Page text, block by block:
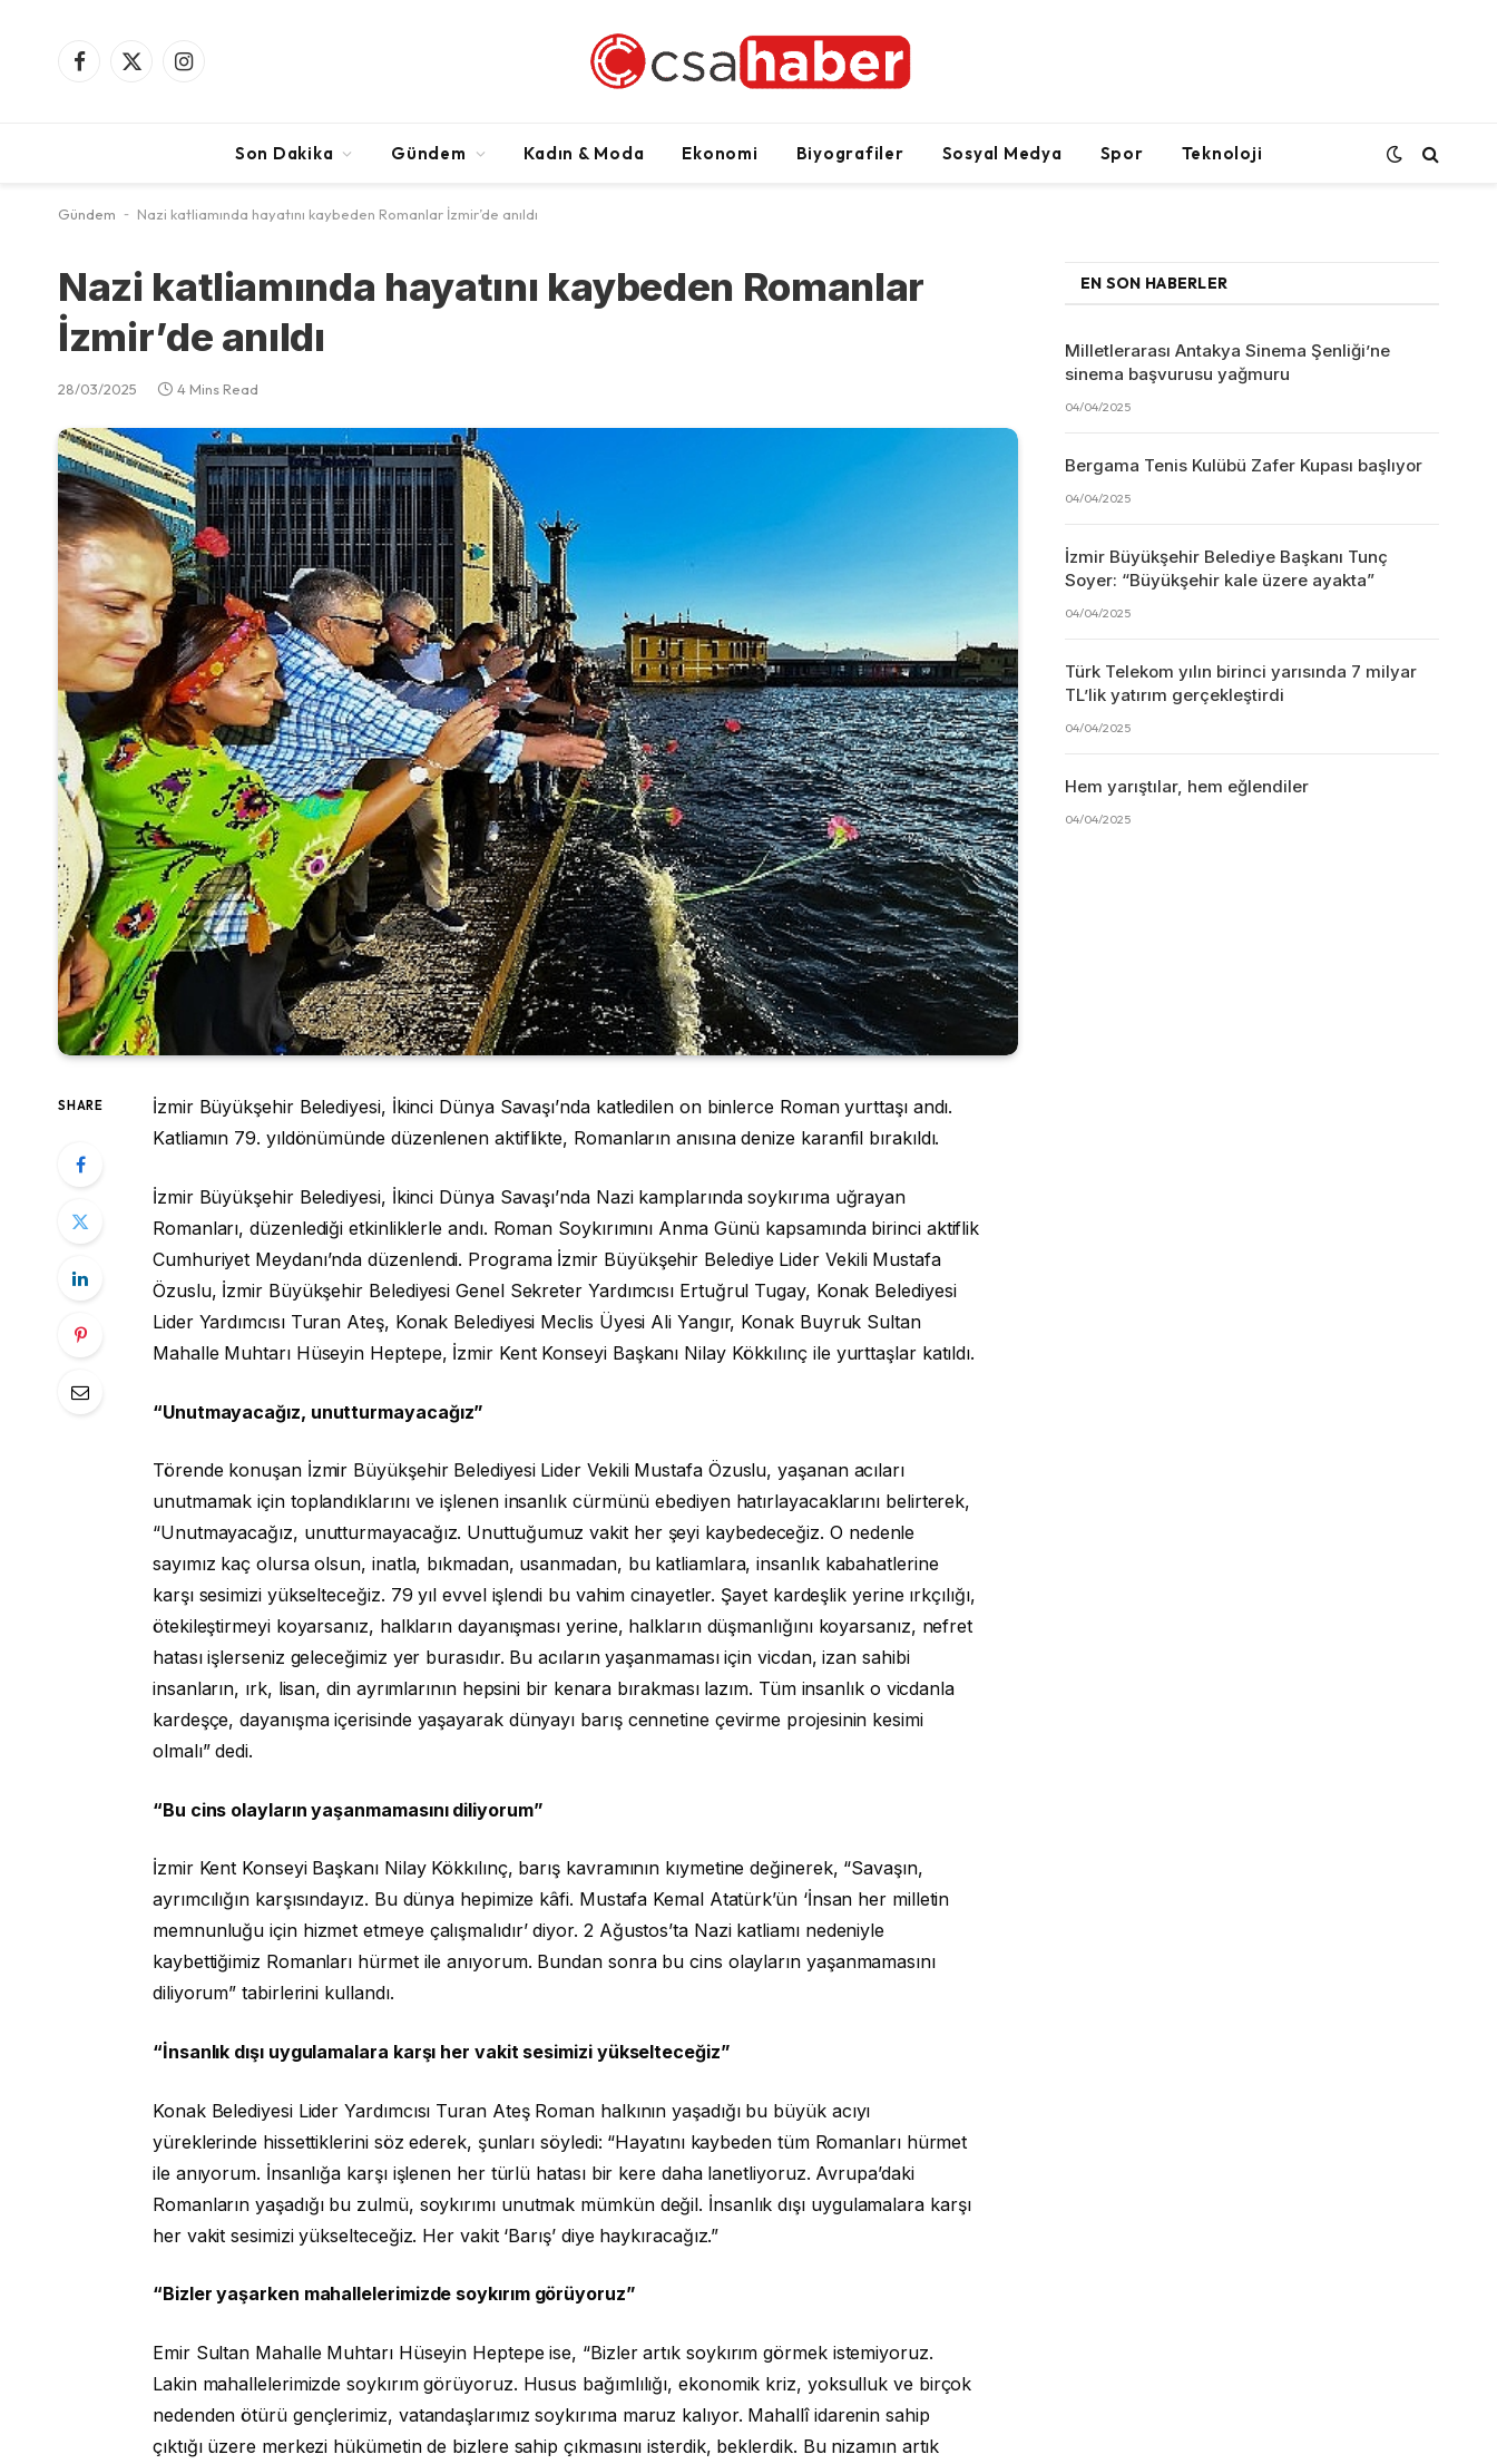
Facebook
X
Instagram
Son Dakika Gündem Kadın & Moda Ekonomi Biyografiler Sosyal Medya Spor Teknoloji
Gündem - Nazi katliamında hayatını kaybeden Romanlar İzmir’de anıldı
Nazi katliamında hayatını kaybeden Romanlar
İzmir’de anıldı
28/03/2025 4 Mins Read
SHARE
İzmir Büyükşehir Belediyesi, İkinci Dünya Savaşı’nda katledilen on binlerce Roman yurttaşı andı.
Katliamın 79. yıldönümünde düzenlenen aktiflikte, Romanların anısına denize karanfil bırakıldı.
İzmir Büyükşehir Belediyesi, İkinci Dünya Savaşı’nda Nazi kamplarında soykırıma uğrayan
Romanları, düzenlediği etkinliklerle andı. Roman Soykırımını Anma Günü kapsamında birinci aktiflik
Cumhuriyet Meydanı’nda düzenlendi. Programa İzmir Büyükşehir Belediye Lider Vekili Mustafa
Özuslu, İzmir Büyükşehir Belediyesi Genel Sekreter Yardımcısı Ertuğrul Tugay, Konak Belediyesi
Lider Yardımcısı Turan Ateş, Konak Belediyesi Meclis Üyesi Ali Yangır, Konak Buyruk Sultan
Mahalle Muhtarı Hüseyin Heptepe, İzmir Kent Konseyi Başkanı Nilay Kökkılınç ile yurttaşlar katıldı.
“Unutmayacağız, unutturmayacağız”
Törende konuşan İzmir Büyükşehir Belediyesi Lider Vekili Mustafa Özuslu, yaşanan acıları
unutmamak için toplandıklarını ve işlenen insanlık cürmünü ebediyen hatırlayacaklarını belirterek,
“Unutmayacağız, unutturmayacağız. Unuttuğumuz vakit her şeyi kaybedeceğiz. O nedenle
sayımız kaç olursa olsun, inatla, bıkmadan, usanmadan, bu katliamlara, insanlık kabahatlerine
karşı sesimizi yükselteceğiz. 79 yıl evvel işlendi bu vahim cinayetler. Şayet kardeşlik yerine ırkçılığı,
ötekileştirmeyi koyarsanız, halkların dayanışması yerine, halkların düşmanlığını koyarsanız, nefret
hatası işlerseniz geleceğimiz yer burasıdır. Bu acıların yaşanmaması için vicdan, izan sahibi
insanların, ırk, lisan, din ayrımlarının hepsini bir kenara bırakması lazım. Tüm insanlık o vicdanla
kardeşçe, dayanışma içerisinde yaşayarak dünyayı barış cennetine çevirme projesinin kesimi
olmalı” dedi.
“Bu cins olayların yaşanmamasını diliyorum”
İzmir Kent Konseyi Başkanı Nilay Kökkılınç, barış kavramının kıymetine değinerek, “Savaşın,
ayrımcılığın karşısındayız. Bu dünya hepimize kâfi. Mustafa Kemal Atatürk’ün ‘İnsan her milletin
memnunluğu için hizmet etmeye çalışmalıdır’ diyor. 2 Ağustos’ta Nazi katliamı nedeniyle
kaybettiğimiz Romanları hürmet ile anıyorum. Bundan sonra bu cins olayların yaşanmamasını
diliyorum” tabirlerini kullandı.
“İnsanlık dışı uygulamalara karşı her vakit sesimizi yükselteceğiz”
Konak Belediyesi Lider Yardımcısı Turan Ateş Roman halkının yaşadığı bu büyük acıyı
yüreklerinde hissettiklerini söz ederek, şunları söyledi: “Hayatını kaybeden tüm Romanları hürmet
ile anıyorum. İnsanlığa karşı işlenen her türlü hatası bir kere daha lanetliyoruz. Avrupa’daki
Romanların yaşadığı bu zulmü, soykırımı unutmak mümkün değil. İnsanlık dışı uygulamalara karşı
her vakit sesimizi yükselteceğiz. Her vakit ‘Barış’ diye haykıracağız.”
“Bizler yaşarken mahallelerimizde soykırım görüyoruz”
Emir Sultan Mahalle Muhtarı Hüseyin Heptepe ise, “Bizler artık soykırım görmek istemiyoruz.
Lakin mahallelerimizde soykırım görüyoruz. Husus bağımlılığı, ekonomik kriz, yoksulluk ve birçok
nedenden ötürü gençlerimiz, vatandaşlarımız soykırıma maruz kalıyor. Mahallî idarenin sahip
çıktığı üzere merkezi hükümetin de bizlere sahip çıkmasını isterdik, beklerdik. Bu nizamın artık
EN SON HABERLER
Milletlerarası Antakya Sinema Şenliği’ne
sinema başvurusu yağmuru
04/04/2025
Bergama Tenis Kulübü Zafer Kupası başlıyor
04/04/2025
İzmir Büyükşehir Belediye Başkanı Tunç
Soyer: “Büyükşehir kale üzere ayakta”
04/04/2025
Türk Telekom yılın birinci yarısında 7 milyar
TL’lik yatırım gerçekleştirdi
04/04/2025
Hem yarıştılar, hem eğlendiler
04/04/2025